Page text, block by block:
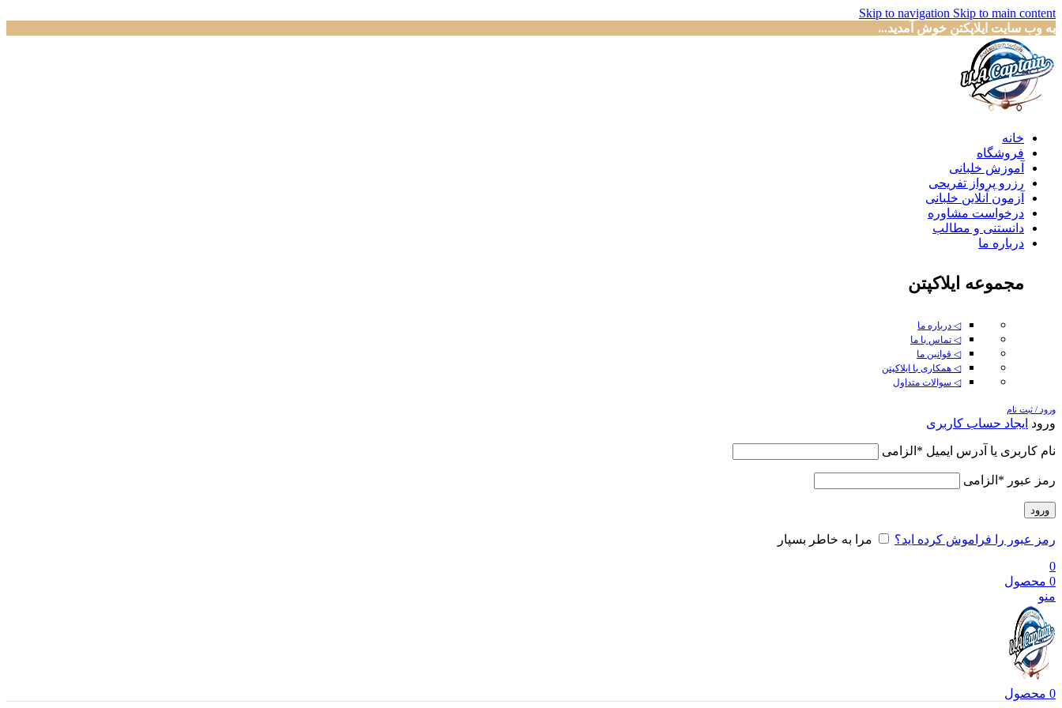
Skip to navigation Skip to main content
به وب سایت ایلاپکتن خوش آمدید...
خانه
فروشگاه
آموزش خلبانی
رزرو پرواز تفریحی
آزمون آنلاین خلبانی
درخواست مشاوره
دانستنی و مطالب
درباره ما
مجموعه ایلاکپتن
◁ درباره ما
◁ تماس با ما
◁ قوانین ما
◁ همکاری با ایلاکپتن
◁ سوالات متداول
ورود / ثبت نام
ورود ایجاد حساب کاربری
نام کاربری یا آدرس ایمیل * الزامی
رمز عبور * الزامی
ورود
رمز عبور را فراموش کرده اید؟
مرا به خاطر بسپار
0
0 محصول
منو
0 محصول